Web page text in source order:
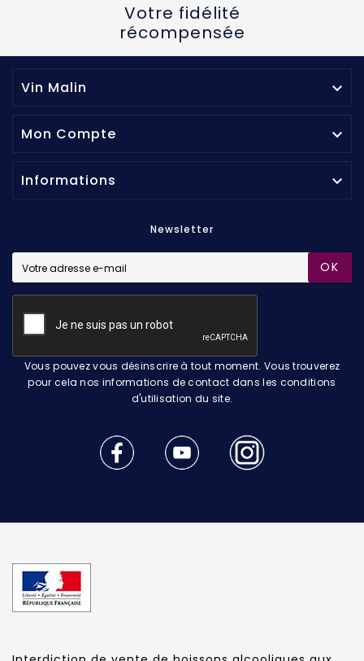
Votre fidélité
récompensée
Vin Malin 
Mon Compte 
Informations 
Newsletter
OK
Vous pouvez vous désinscrire à tout moment. Vous trouverez
pour cela nos informations de contact dans les conditions
d'utilisation du site.